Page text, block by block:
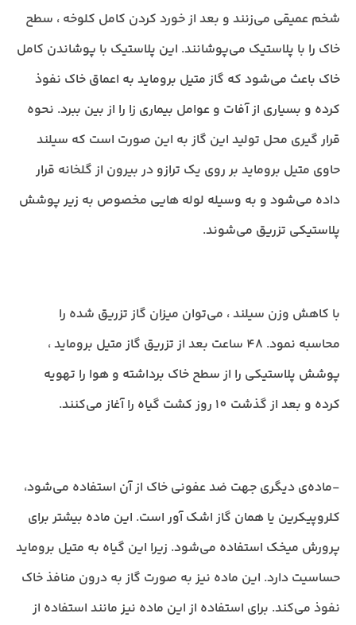
شخم عمیقی می‌زنند و بعد از خورد کردن کامل کلوخه ، سطح
خاک را با پلاستیک می‌پوشانند. این پلاستیک با پوشاندن کامل
خاک باعث می‌شود که گاز متیل بروماید به اعماق خاک نفوذ
کرده و بسیاری از آفات و عوامل بیماری زا را از بین ببرد. نحوه
قرار گیری محل تولید این گاز به این صورت است که سیلند
حاوی متیل بروماید بر روی یک ترازو در بیرون از گلخانه قرار
داده می‌شود و به وسیله لوله هایی مخصوص به زیر پوشش
پلاستیکی تزریق می‌شوند.
با کاهش وزن سیلند ، می‌توان میزان گاز تزریق شده را
محاسبه نمود. 48 ساعت بعد از تزریق گاز متیل بروماید ،
پوشش پلاستیکی را از سطح خاک برداشته و هوا را تهویه
کرده و بعد از گذشت 10 روز کشت گیاه را آغاز می‌کنند.
-ماده‌ی دیگری جهت ضد عفونی خاک از آن استفاده می‌شود،
کلروپیکرین یا همان گاز اشک آور است. این ماده بیشتر برای
پرورش میخک استفاده می‌شود. زیرا این گیاه به متیل بروماید
حساسیت دارد. این ماده نیز به صورت گاز به درون منافذ خاک
نفوذ می‌کند. برای استفاده از این ماده نیز مانند استفاده از